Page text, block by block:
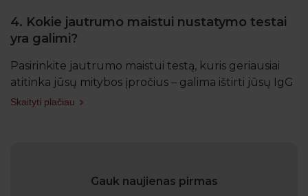
gaminama daugiau nei vidutiniškai IgG antikūnų.
Ilgajame laikotarpyje tai gali skatinti lėtinius
uždegiminius procesus, sukeliančius įvairius
negalavimus. Skirtingai nei įprastinės alergijos atveju,
tam tikram laikui (iki 72 val.), todėl tikrasis
4. Kokie jautrumo maistui nustatymo testai
yra galimi?
Pasirinkite jautrumo maistui testą, kuris geriausiai
atitinka jūsų mitybos įpročius – galima ištirti jūsų IgG
antikūnų reakciją į daugiau nei 200 skirtingų maisto
produktai
Skaityti plačiau
Gauk naujienas pirmas